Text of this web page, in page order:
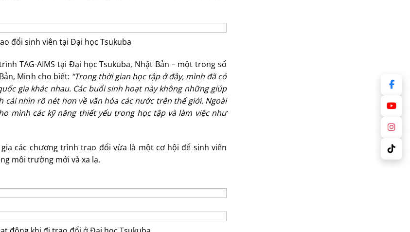
đổi sinh viên tại Đại học Tsukuba
TAG-AIMS tại Đại học Tsukuba, Nhật Bản – một trong số
Minh cho biết: “Trong thời gian học tập ở đây, mình đã có
gia khác nhau. Các buổi sinh hoạt này không những giúp
nhìn rõ nét hơn về văn hóa các nước trên thế giới. Ngoài
mình các kỹ năng thiết yếu trong học tập và làm việc như
các chương trình trao đổi vừa là một cơ hội để sinh viên
môi trường mới và xa lạ.